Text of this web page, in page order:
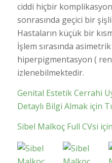
ciddi hiçbir
sonrasında geçici bir
Hastaların küçük bir
İşlem sırasında
hiperpigmentasyon (
izlenebilmektedir.
Genital Estetik Cerrahi
Detaylı Bilgi Almak için
Sibel Malkoç Full CVsi için